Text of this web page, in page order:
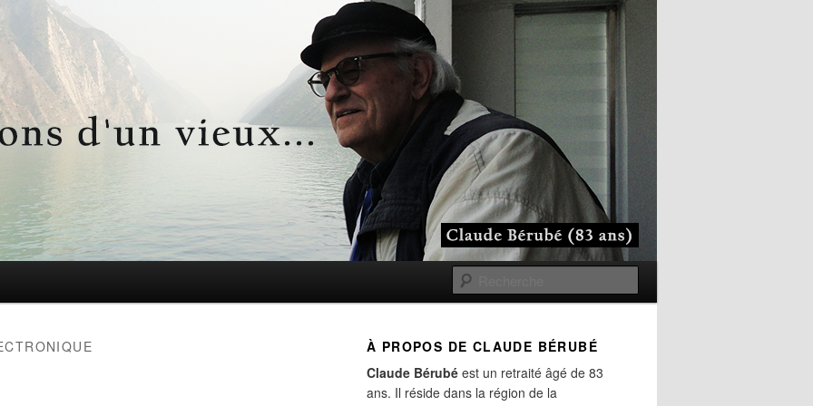
vieux…
À PROPOS DE CLAUDE BÉRUBÉ
Claude Bérubé est un retraité âgé de 83
ans. Il réside dans la région de la